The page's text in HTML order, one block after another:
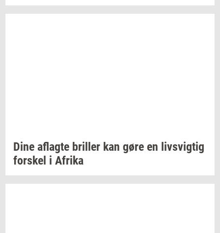
Dine af­lag­te bril­ler kan gøre en livsvig­tig
for­skel i Afri­ka